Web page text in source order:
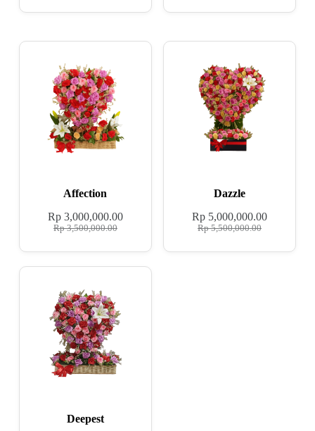
Affection
Rp3,500,000.00
Rp3,000,000.00
Dazzle
Rp5,500,000.00
Rp 5,000,000.00
Deepest